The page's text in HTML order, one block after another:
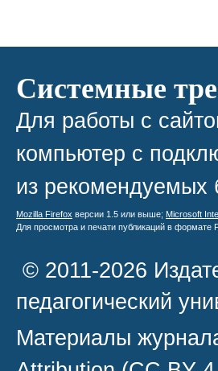
Системные
Для работы с
компьютер с
из рекомендуемых
Mozilla Firefox версии 1.5 или выше; Microsoft
Для просмотра и печати публикаций в формате
© 2011-2026
педагогический
Материалы